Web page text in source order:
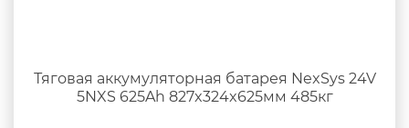
Тяговая аккумуляторная батарея NexSys 24V
5NXS 625Ah 827x324x625мм 485кг